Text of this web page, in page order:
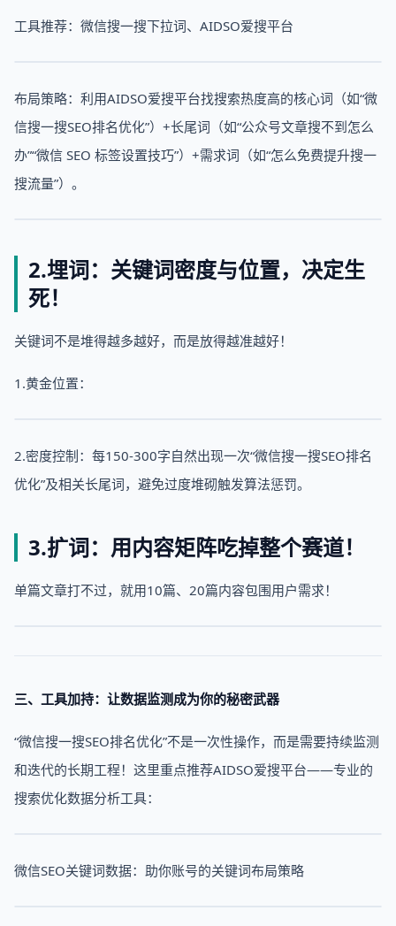
工具推荐：微信搜一搜下拉词、AIDSO爱搜平台
布局策略：利用AIDSO爱搜平台找搜索热度高的核心词（如“微
信搜一搜SEO排名优化”）+长尾词（如“公众号文章搜不到怎么
办”“微信 SEO 标签设置技巧”）+需求词（如“怎么免费提升搜一
搜流量”）。
2.埋词：关键词密度与位置，决定生
死！
关键词不是堆得越多越好，而是放得越准越好！
1.黄金位置：
2.密度控制：每150-300字自然出现一次“微信搜一搜SEO排名
优化”及相关长尾词，避免过度堆砌触发算法惩罚。
3.扩词：用内容矩阵吃掉整个赛道！
单篇文章打不过，就用10篇、20篇内容包围用户需求！
三、工具加持：让数据监测成为你的秘密武器
“微信搜一搜SEO排名优化”不是一次性操作，而是需要持续监测
和迭代的长期工程！这里重点推荐AIDSO爱搜平台——专业的
搜索优化数据分析工具：
微信SEO关键词数据：助你账号的关键词布局策略